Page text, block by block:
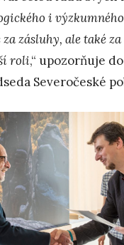
i
za zásluhy, ale také
roli,“ upozorňuje
Severočeské